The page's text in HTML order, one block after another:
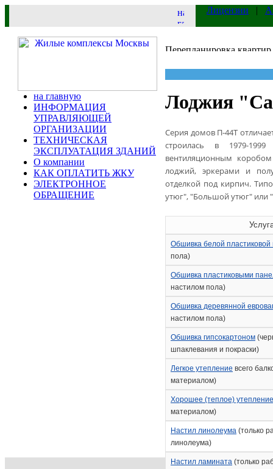
Лицензии |
на главную
ИНФОРМАЦИЯ
УПРАВЛЯЮЩЕЙ
ОРГАНИЗАЦИИ
ТЕХНИЧЕСКАЯ
ЭКСПЛУАТАЦИЯ ЗДАНИЙ
О компании
КАК ОПЛАТИТЬ ЖКУ
ЭЛЕКТРОННОЕ
ОБРАЩЕНИЕ
Лоджия
Серия домов П-44Т
строилась в 1979-
вентиляционным
лоджий, эркерами и
отделкой под кирпич.
утюг", "Большой утюг" или
Обшивка белой пластиковой
пола)
Обшивка пластиковыми
настилом пола)
Обшивка деревянной
настилом пола)
Обшивка гипсокартоном
шпаклевания и покраски)
Легкое утепление всего
материалом)
Хорошее (теплое)
материалом)
Настил линолеума (только
линолеума)
Настил ламината (только